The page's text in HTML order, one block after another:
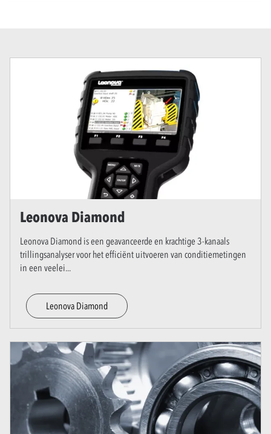
Leonova Diamond
Leonova Diamond is een geavanceerde en krachtige 3-kanaals
trillingsanalyser voor het efficiënt uitvoeren van conditiemetingen
in een veelei...
Leonova Diamond